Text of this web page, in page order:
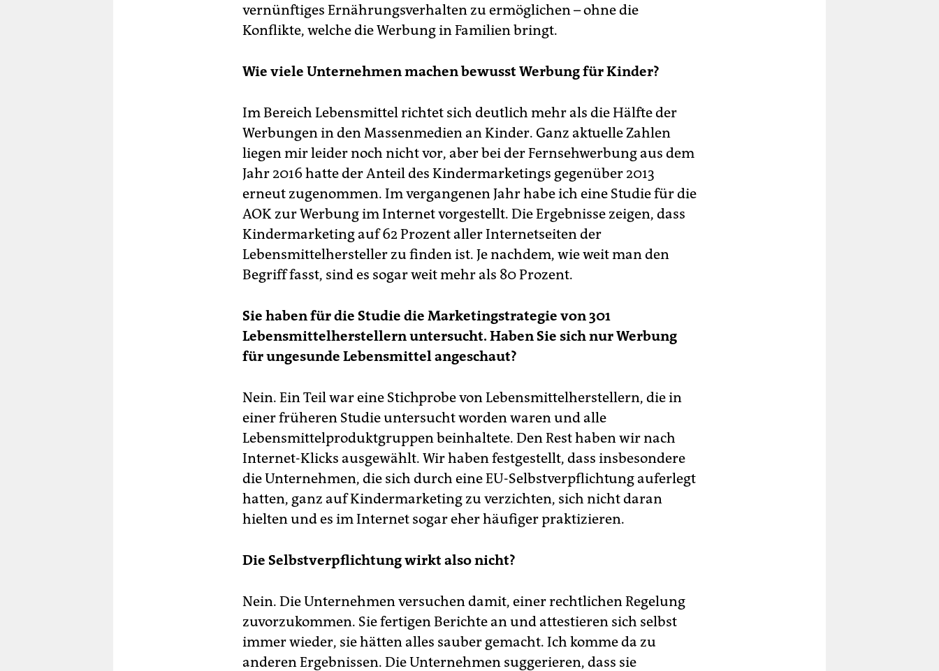
vernünftiges Ernährungsverhalten zu ermöglichen – ohne die
Konflikte, welche die Werbung in Familien bringt.
Wie viele Unternehmen machen bewusst Werbung für Kinder?
Im Bereich Lebensmittel richtet sich deutlich mehr als die Hälfte der
Werbungen in den Massenmedien an Kinder. Ganz aktuelle Zahlen
liegen mir leider noch nicht vor, aber bei der Fernsehwerbung aus dem
Jahr 2016 hatte der Anteil des Kindermarketings gegenüber 2013
erneut zugenommen. Im vergangenen Jahr habe ich eine Studie für die
AOK zur Werbung im Internet vorgestellt. Die Ergebnisse zeigen, dass
Kindermarketing auf 62 Prozent aller Internetseiten der
Lebensmittelhersteller zu finden ist. Je nachdem, wie weit man den
Begriff fasst, sind es sogar weit mehr als 80 Prozent.
Sie haben für die Studie die Marketingstrategie von 301
Lebensmittelherstellern untersucht. Haben Sie sich nur Werbung
für ungesunde Lebensmittel angeschaut?
Nein. Ein Teil war eine Stichprobe von Lebensmittelherstellern, die in
einer früheren Studie untersucht worden waren und alle
Lebensmittelproduktgruppen beinhaltete. Den Rest haben wir nach
Internet-Klicks ausgewählt. Wir haben festgestellt, dass insbesondere
die Unternehmen, die sich durch eine EU-Selbstverpflichtung auferlegt
hatten, ganz auf Kindermarketing zu verzichten, sich nicht daran
hielten und es im Internet sogar eher häufiger praktizieren.
Die Selbstverpflichtung wirkt also nicht?
Nein. Die Unternehmen versuchen damit, einer rechtlichen Regelung
zuvorzukommen. Sie fertigen Berichte an und attestieren sich selbst
immer wieder, sie hätten alles sauber gemacht. Ich komme da zu
anderen Ergebnissen. Die Unternehmen suggerieren, dass sie